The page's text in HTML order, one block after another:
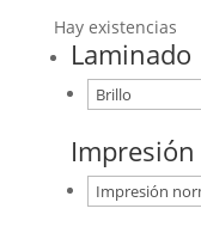
era:
Hay existencias
Laminado
Impresión